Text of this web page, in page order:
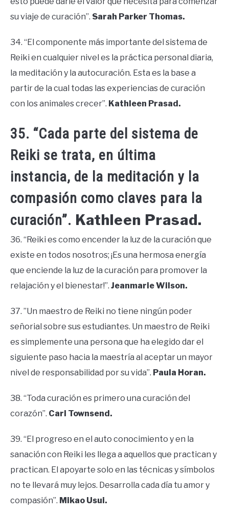
su viaje de curación”. Sarah Parker Thomas.
34. “El componente más importante del sistema de
Reiki en cualquier nivel es la práctica personal diaria,
la meditación y la autocuración. Esta es la base a
partir de la cual todas las experiencias de curación
con los animales crecer”. Kathleen Prasad.
35. “Cada parte del sistema de
Reiki se trata, en última
instancia, de la meditación y la
compasión como claves para la
curación”. Kathleen Prasad.
36. “Reiki es como encender la luz de la curación que
existe en todos nosotros; ¡Es una hermosa energía
que enciende la luz de la curación para promover la
relajación y el bienestar!”. Jeanmarie Wilson.
37. ”Un maestro de Reiki no tiene ningún poder
señorial sobre sus estudiantes. Un maestro de Reiki
es simplemente una persona que ha elegido dar el
siguiente paso hacia la maestría al aceptar un mayor
nivel de responsabilidad por su vida”. Paula Horan.
38. “Toda curación es primero una curación del
corazón”. Carl Townsend.
39. “El progreso en el auto conocimiento y en la
sanación con Reiki les llega a aquellos que practican y
practican. El apoyarte solo en las técnicas y símbolos
no te llevará muy lejos. Desarrolla cada día tu amor y
compasión”. Mikao Usui.